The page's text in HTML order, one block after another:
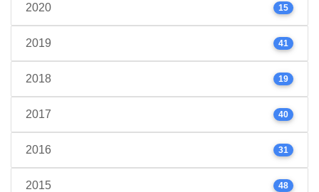
2020 15
2019 41
2018 19
2017 40
2016 31
2015 48